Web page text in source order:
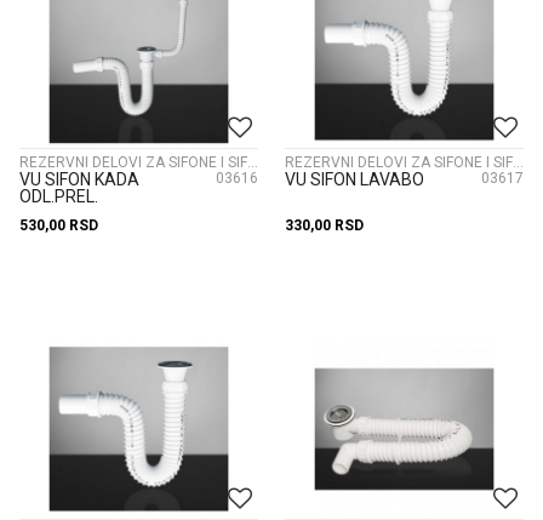
03616
VU SIFON KADA
ODL.PREL.
530,00 RSD
03617
VU SIFON LAVABO
330,00 RSD